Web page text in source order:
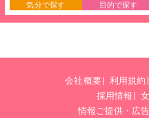
気分で探す 目的で探す
会社概要 利用規約
採用情報
情報ご提供・広